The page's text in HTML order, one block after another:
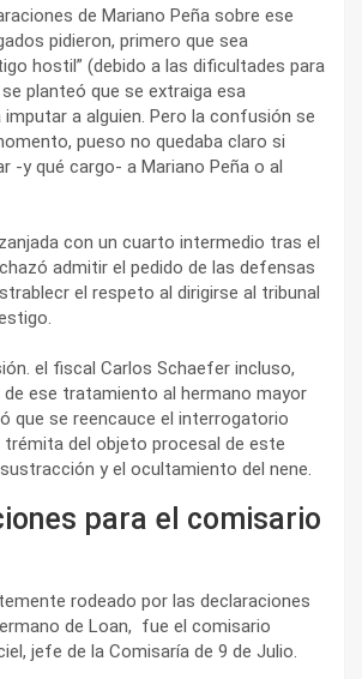
de Mariano Peña sobre ese
pidieron, primero que sea
hostil” (debido a las dificultades para
planteó que se extraiga esa
a alguien. Pero la confusión se
pueso no quedaba claro si
-y qué cargo- a Mariano Peña o al
con un cuarto intermedio tras el
admitir el pedido de las defensas
el respeto al dirigirse al tribunal
el fiscal Carlos Schaefer incluso,
de ese tratamiento al hermano mayor
que se reencauce el interrogatorio
trémita del objeto procesal de este
y el ocultamiento del nene.
para el comisario
rodeado por las declaraciones
de Loan, fue el comisario
jefe de la Comisaría de 9 de Julio.